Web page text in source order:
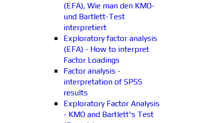
(EFA), Wie man den KMO-
und Bartlett-Test
interpretiert
Exploratory factor analysis
(EFA) - How to interpret
Factor Loadings
Factor analysis -
interpretation of SPSS
results
Exploratory Factor Analysis
- KMO and Bartlett's Test